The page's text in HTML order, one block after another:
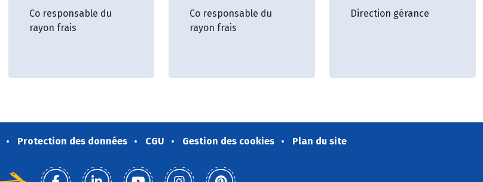
Co responsable du
rayon frais
Co responsable du
rayon frais
Direction gérance
Protection des données CGU Gestion des cookies Plan du site